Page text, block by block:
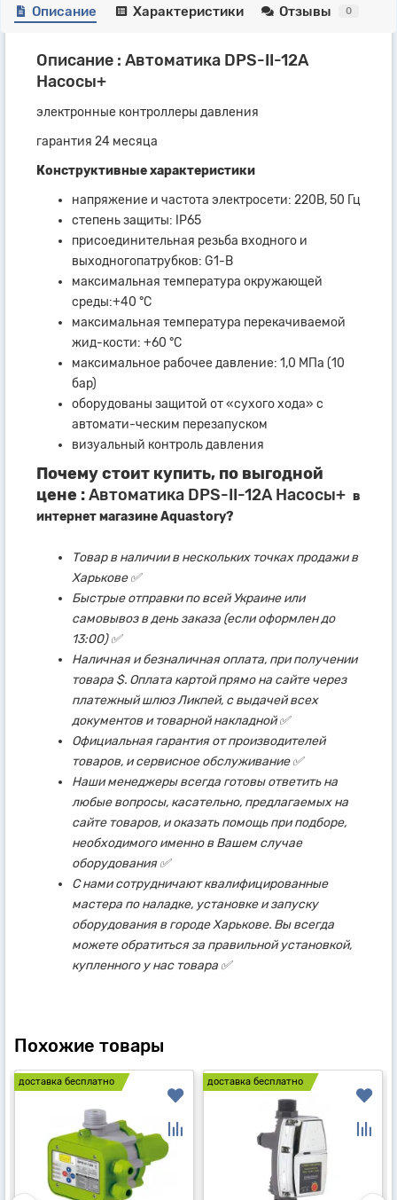
Описание Характеристики Отзывы 0
Описание : Автоматика DPS-II-12A
Насосы+
электронные контроллеры давления
гарантия 24 месяца
Конструктивные характеристики
напряжение и частота электросети: 220В, 50 Гц
степень защиты: IP65
присоединительная резьба входного и
выходногопатрубков: G1-B
максимальная температура окружающей
среды:+40 °С
максимальная температура перекачиваемой
жид-кости: +60 °С
максимальное рабочее давление: 1,0 МПа (10
бар)
оборудованы защитой от «сухого хода» с
автомати-ческим перезапуском
визуальный контроль давления
Почему стоит купить, по выгодной
цене :Автоматика DPS-II-12A Насосы+ в
интернет магазине Aquastory?
Товар в наличии в нескольких точках продажи в
Харькове ✅
Быстрые отправки по всей Украине или
самовывоз в день заказа (если оформлен до
13:00) ✅
Наличная и безналичная оплата, при получении
товара $. Оплата картой прямо на сайте через
платежный шлюз Ликпей, с выдачей всех
документов и товарной накладной ✅
Официальная гарантия от производителей
товаров, и сервисное обслуживание ✅
Наши менеджеры всегда готовы ответить на
любые вопросы, касательно, предлагаемых на
сайте товаров, и оказать помощь при подборе,
необходимого именно в Вашем случае
оборудования ✅
С нами сотрудничают квалифицированные
мастера по наладке, установке и запуску
оборудования в городе Харькове. Вы всегда
можете обратиться за правильной установкой,
купленного у нас товара ✅
Похожие товары
доставка бесплатно доставка бесплатно